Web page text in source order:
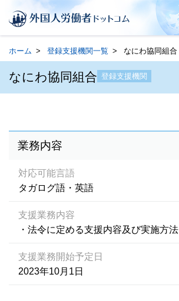
ホーム 登録支援機関一覧 なにわ協同組合
なにわ協同組合 登録支援機関
業務内容
対応可能言語
タガログ語・英語
支援業務内容
・法令に定める支援内容及び実施方法
支援業務開始予定日
2023年10月1日